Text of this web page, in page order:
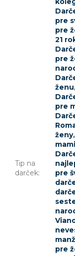
Tip na
darček:
pre
pre
21
pre
ženu
pre
ženy,
pre
pre